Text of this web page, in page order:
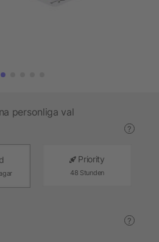
personliga val
?
Priority
48 Stunden
?